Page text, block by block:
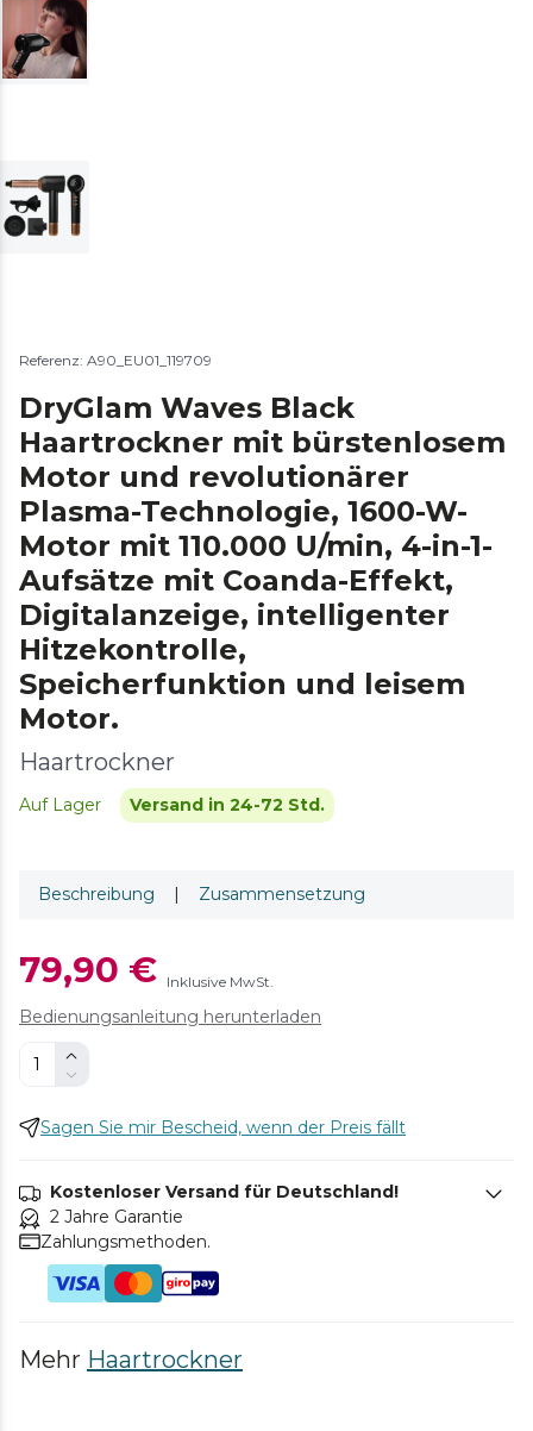
Referenz: A90_EU01_119709
DryGlam Waves Black
Haartrockner mit bürstenlosem
Motor und revolutionärer
Plasma-Technologie, 1600-W-
Motor mit 110.000 U/min, 4-in-1-
Aufsätze mit Coanda-Effekt,
Digitalanzeige, intelligenter
Hitzekontrolle,
Speicherfunktion und leisem
Motor.
Haartrockner
Auf Lager Versand in 24-72 Std.
Beschreibung | Zusammensetzung
79,90 € Inklusive MwSt.
Bedienungsanleitung herunterladen
Sagen Sie mir Bescheid, wenn der Preis fällt
Kostenloser Versand für Deutschland!
2 Jahre Garantie
Zahlungsmethoden.
Mehr Haartrockner